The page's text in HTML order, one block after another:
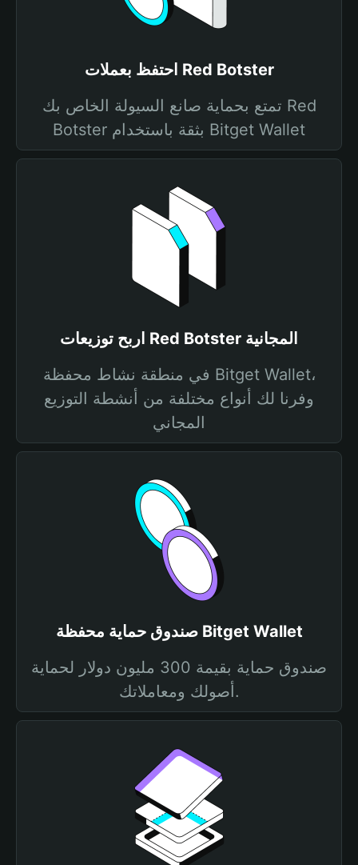
احتفظ بعملات Red Botster
تمتع بحماية صانع السيولة الخاص بك Red
Botster بثقة باستخدام Bitget Wallet
اربح توزيعات Red Botster المجانية
في منطقة نشاط محفظة Bitget Wallet،
وفرنا لك أنواع مختلفة من أنشطة التوزيع
المجاني
صندوق حماية محفظة Bitget Wallet
صندوق حماية بقيمة 300 مليون دولار لحماية
أصولك ومعاملاتك.